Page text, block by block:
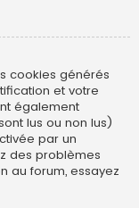
cookies générés
et votre
également
lus ou non lus)
par un
des problèmes
au forum, essayez